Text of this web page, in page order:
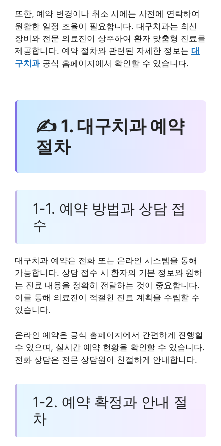
또한, 예약 변경이나 취소 시에는 사전에 연락하여
원활한 일정 조율이 필요합니다. 대구치과는 최신
장비와 전문 의료진이 상주하여 환자 맞춤형 진료를
제공합니다. 예약 절차와 관련된 자세한 정보는 대
구치과공식 홈페이지에서 확인할 수 있습니다.
✍ 1. 대구치과 예약
절차
1-1. 예약 방법과 상담 접
수
대구치과 예약은 전화 또는 온라인 시스템을 통해
가능합니다. 상담 접수 시 환자의 기본 정보와 원하
는 진료 내용을 정확히 전달하는 것이 중요합니다.
이를 통해 의료진이 적절한 진료 계획을 수립할 수
있습니다.
온라인 예약은 공식 홈페이지에서 간편하게 진행할
수 있으며, 실시간 예약 현황을 확인할 수 있습니다.
전화 상담은 전문 상담원이 친절하게 안내합니다.
1-2. 예약 확정과 안내 절
차